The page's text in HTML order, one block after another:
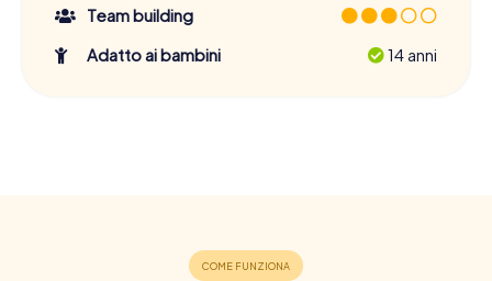
Team building
Adatto ai bambini
14 anni